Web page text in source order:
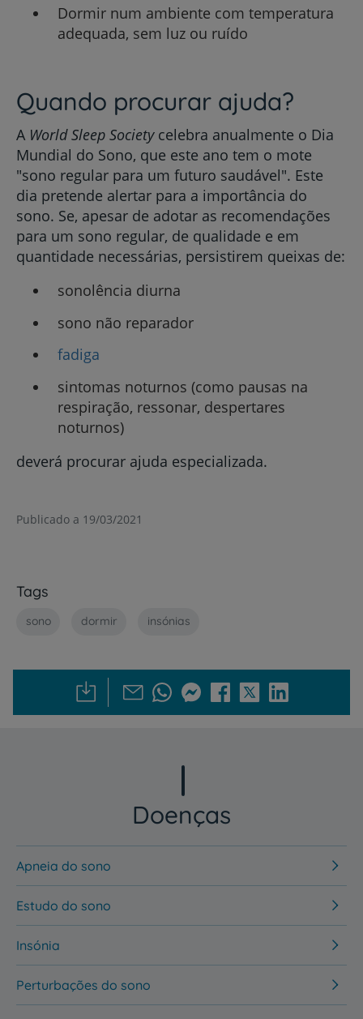
Dormir num ambiente com temperatura
adequada, sem luz ou ruído
Quando procurar ajuda?
A World Sleep Societycelebra anualmente o Dia
Mundial do Sono, que este ano tem o mote
"sono regular para um futuro saudável". Este
dia pretende alertar para a importância do
sono. Se, apesar de adotar as recomendações
para um sono regular, de qualidade e em
quantidade necessárias, persistirem queixas de:
sonolência diurna
sono não reparador
fadiga
sintomas noturnos (como pausas na
respiração, ressonar, despertares
noturnos)
deverá procurar ajuda especializada.
Publicado a 19/03/2021
Tags
sono dormir insónias
Doenças
Apneia do sono
Estudo do sono
Insónia
Perturbações do sono